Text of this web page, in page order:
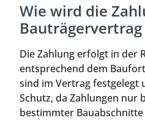
Wie wird die
Die Zahlung erfolgt in der
entsprechend dem
sind im Vertrag festgelegt
Schutz, da Zahlungen nur
bestimmter